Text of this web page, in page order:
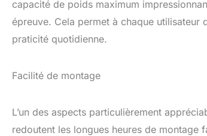
capacité de poids maximum
épreuve. Cela permet à chaque
praticité quotidienne.
Facilité de montage
L’un des aspects particulièrement
redoutent les longues heures de montage